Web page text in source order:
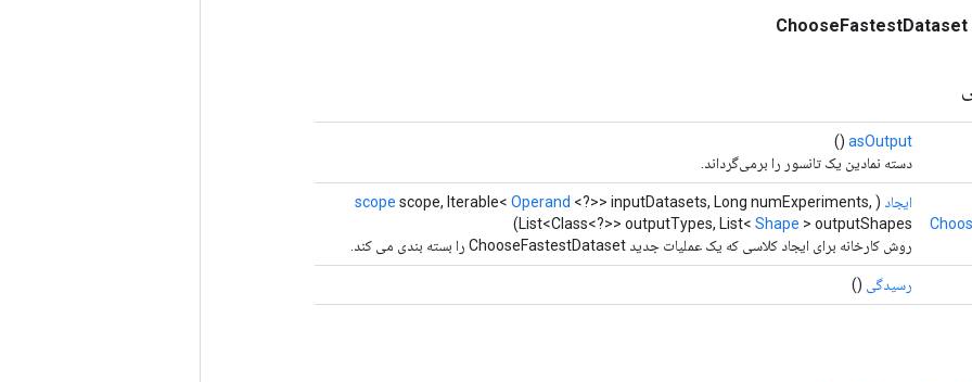
ChooseFastestDataset
asOutput
()
دسته نمادین یک تانسور را برمی‌گرداند.
ایجاد (
scope scope, Iterable< Operand <?>> inputDatasets, Long numExperiments,
List<Class<?>> outputTypes, List< Shape > outputShapes)
روش کارخانه برای ایجاد کلاسی که یک عملیات جدید ChooseFastestDataset را بسته بندی می کند.
رسیدگی ()